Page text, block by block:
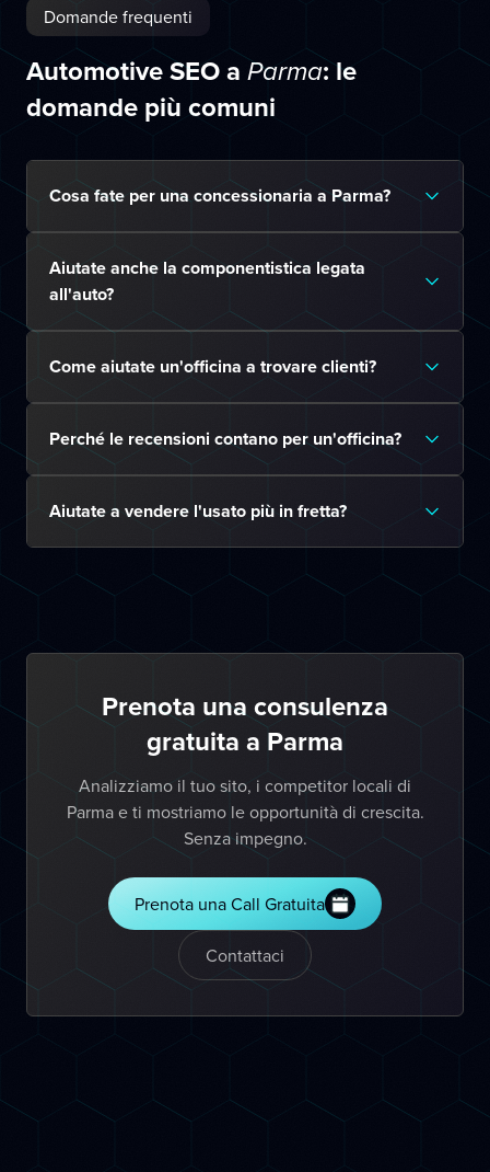
Domande frequenti
Automotive SEO a Parma: le
domande più comuni
Cosa fate per una concessionaria a Parma?
Aiutate anche la componentistica legata
all'auto?
Come aiutate un'officina a trovare clienti?
Perché le recensioni contano per un'officina?
Aiutate a vendere l'usato più in fretta?
Prenota una consulenza
gratuita a Parma
Analizziamo il tuo sito, i competitor locali di
Parma e ti mostriamo le opportunità di crescita.
Senza impegno.
Prenota una Call Gratuita
Contattaci